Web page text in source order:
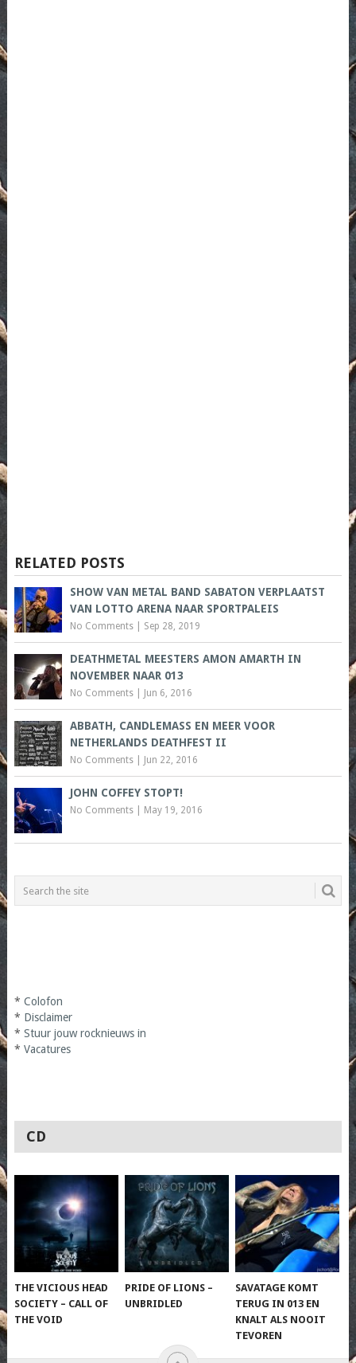
RELATED POSTS
SHOW VAN METAL BAND SABATON VERPLAATST
VAN LOTTO ARENA NAAR SPORTPALEIS
No Comments| Sep 28, 2019
DEATHMETAL MEESTERS AMON AMARTH IN
NOVEMBER NAAR 013
No Comments| Jun 6, 2016
ABBATH, CANDLEMASS EN MEER VOOR
NETHERLANDS DEATHFEST II
No Comments| Jun 22, 2016
JOHN COFFEY STOPT!
No Comments| May 19, 2016
* Colofon
* Disclaimer
* Stuur jouw rocknieuws in
* Vacatures
CD
THE VICIOUS HEAD
SOCIETY – CALL OF
THE VOID
PRIDE OF LIONS –
UNBRIDLED
SAVATAGE KOMT
TERUG IN 013 EN
KNALT ALS NOOIT
TEVOREN